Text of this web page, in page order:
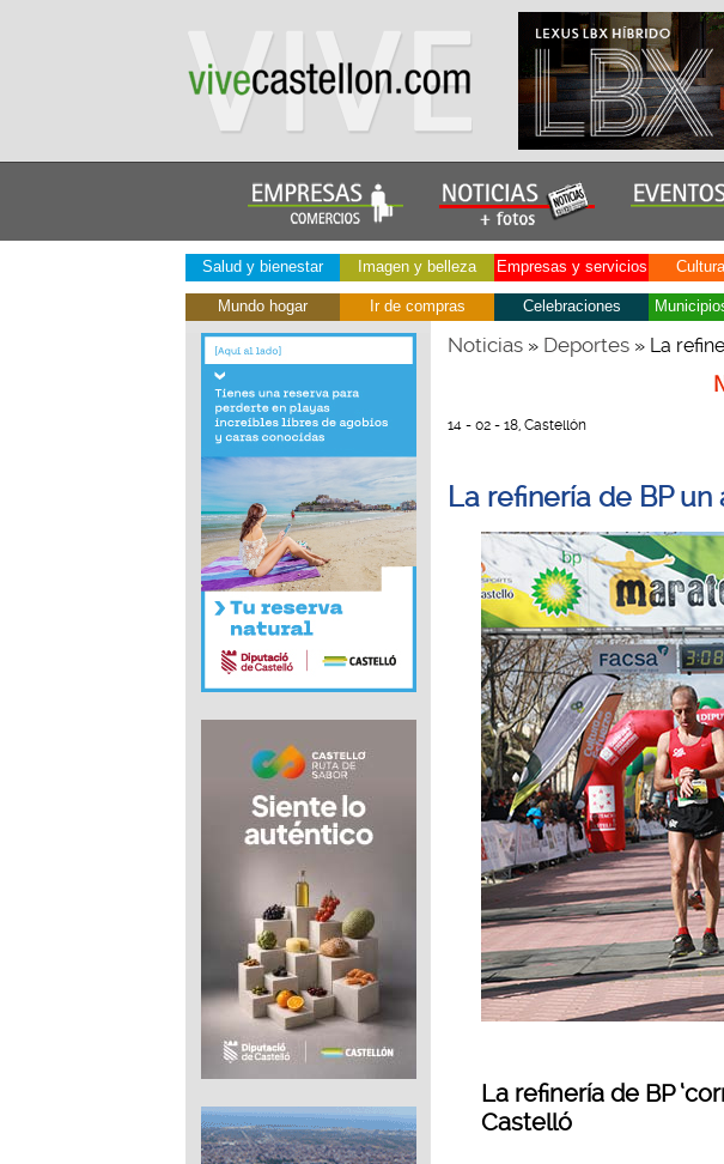
Salud y bienestar Imagen y belleza Empresas y servicios
Mundo hogar Ir de compras Celebraciones
Noticias» Deportes» La
14 - 02 - 18, Castellón
La refinería de BP
La refinería de BP
Castelló